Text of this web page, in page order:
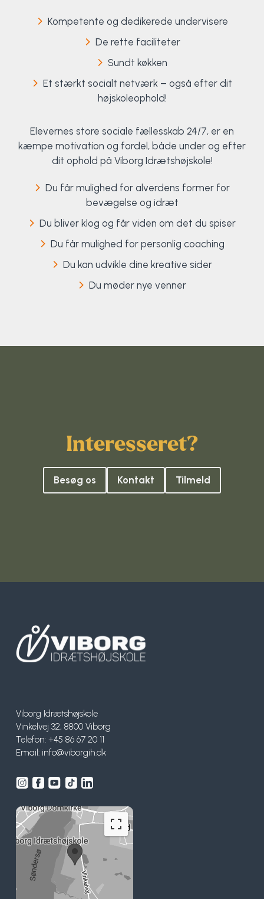
Kompetente og dedikerede undervisere
De rette faciliteter
Sundt køkken
Et stærkt socialt netværk – også efter dit
højskoleophold!
Elevernes store sociale fællesskab 24/7, er en
kæmpe motivation og fordel, både under og efter
dit ophold på Viborg Idrætshøjskole!
Du får mulighed for alverdens former for
bevægelse og idræt
Du bliver klog og får viden om det du spiser
Du får mulighed for personlig coaching
Du kan udvikle dine kreative sider
Du møder nye venner
Interesseret?
Besøg os Kontakt Tilmeld
Viborg Idrætshøjskole
Vinkelvej 32, 8800 Viborg
Telefon: +45 86 67 20 11
Email: info@viborgih.dk